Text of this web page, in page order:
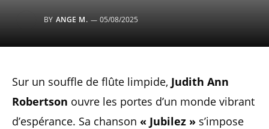
BY ANGE M. 05/08/2025
Sur un souffle de flûte limpide, Judith Ann
Robertson ouvre les portes d’un monde vibrant
d’espérance. Sa chanson « Jubilez » s’impose